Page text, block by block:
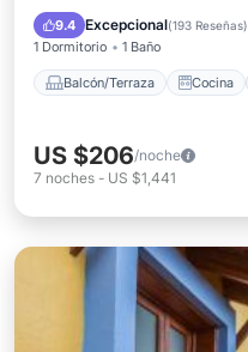
9.4 Excepcional(193 Reseñas)
1 Dormitorio 1 Baño
Balcón/Terraza Cocina
Apto para niños
US $206/noche
7 noches - US $1,441